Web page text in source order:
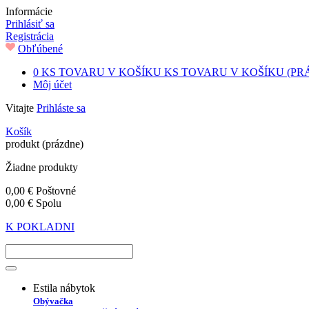
Informácie
Prihlásiť sa
Registrácia
Obľúbené
0 KS TOVARU V KOŠÍKU KS TOVARU V KOŠÍKU
Môj účet
Vitajte Prihláste sa
Košík
produkt (prázdne)
Žiadne produkty
0,00 € Poštovné
0,00 € Spolu
K POKLADNI
Estila nábytok
Obývačka